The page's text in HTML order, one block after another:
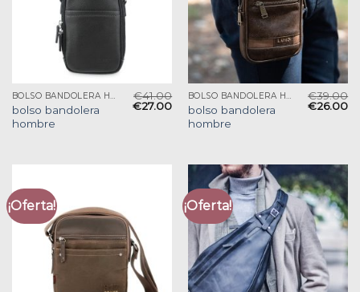
BOLSO BANDOLERA HOMBRE
bolso bandolera
hombre
€41.00
€27.00
BOLSO BANDOLERA HOMBRE
bolso bandolera
hombre
€39.00
€26.00
¡Oferta! ¡Oferta!